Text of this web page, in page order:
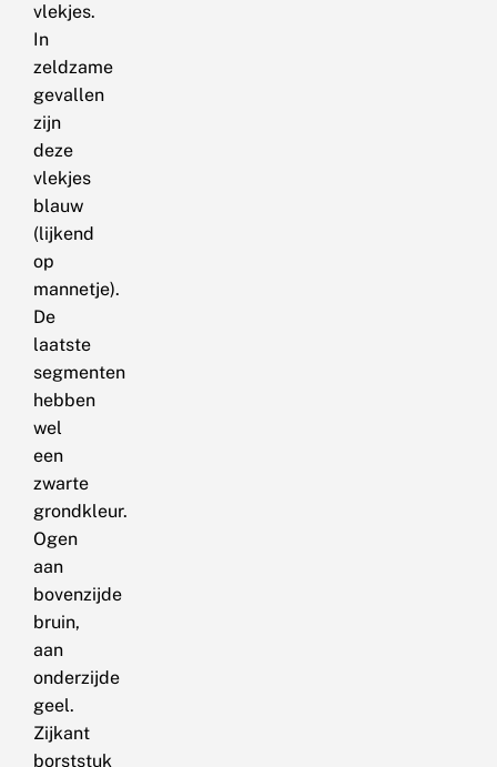
vlekjes.
In
zeldzame
gevallen
zijn
deze
vlekjes
blauw
(lijkend
op
mannetje).
De
laatste
segmenten
hebben
wel
een
zwarte
grondkleur.
Ogen
aan
bovenzijde
bruin,
aan
onderzijde
geel.
Zijkant
borststuk